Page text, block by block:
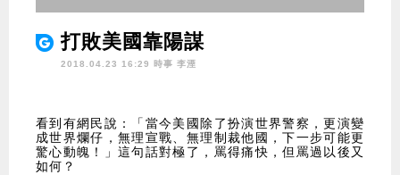
打敗美國靠陽謀
2018.04.23 16:29 時事 李湮
看到有網民說：「當今美國除了扮演世界警察，更演變
成世界爛仔，無理宣戰、無理制裁他國，下一步可能更
驚心動魄！」這句話對極了，罵得痛快，但罵過以後又
如何？